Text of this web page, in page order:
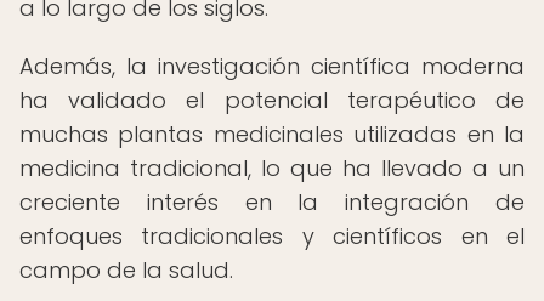
a lo largo de los siglos.
Además, la investigación científica moderna
ha validado el potencial terapéutico de
muchas plantas medicinales utilizadas en la
medicina tradicional, lo que ha llevado a un
creciente interés en la integración de
enfoques tradicionales y científicos en el
campo de la salud.